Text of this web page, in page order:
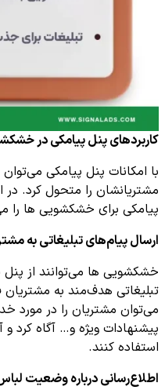
کاربردهای پنل پیامکی در
با امکانات پنل پیامکی
مشتریانشان را متحول کرد. در
پیامکی برای خشکشویی ها را
ارسال پیام‌های تبلیغاتی به
خشکشویی ها می‌توانند از پنل
تبلیغاتی هدف‌مند به مشتریان
می‌توان مشتریان را در مورد
پیشنهادات ویژه و… آگاه کرد
استفاده کنند.
اطلاع‌رسانی درباره وضعیت